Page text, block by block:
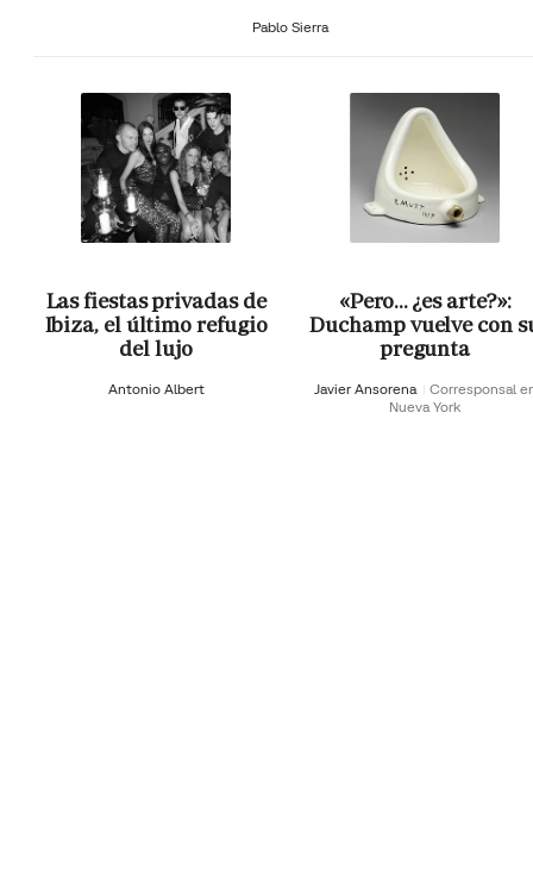
Pablo Sierra
Las fiestas privadas de
Ibiza, el último refugio
del lujo
Antonio Albert
«Pero… ¿es arte?»:
Duchamp vuelve con
pregunta
Javier Ansorena
Corresponsal
Nueva York